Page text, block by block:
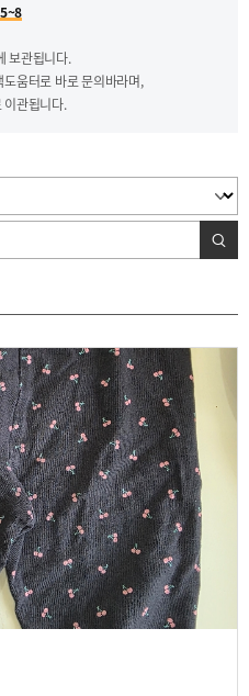
보관됩니다.
움터로 바로 문의바라며,
이관됩니다.